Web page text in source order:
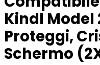
Kindl Model
Proteggi,
Schermo